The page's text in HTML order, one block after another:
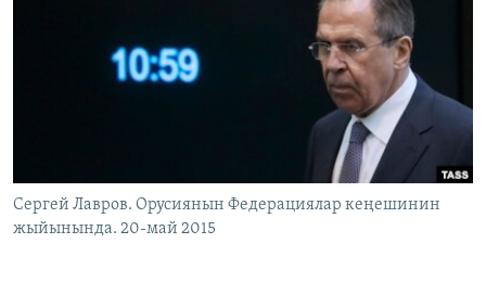
Cергей Лавров. Орусиянын Федерациялар кеңешинин
жыйынында. 20-май 2015